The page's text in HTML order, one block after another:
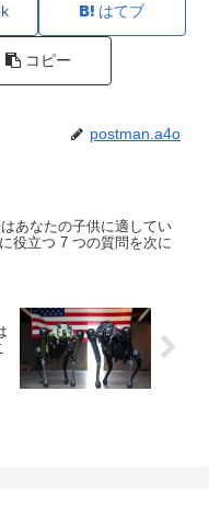
はてブ
コピー
postman.a4o
あなたの子供に適してい
役立つ 7 つの質問を次に